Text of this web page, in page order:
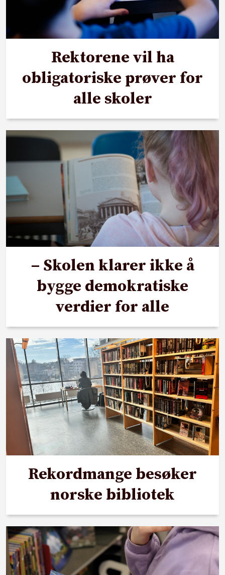
Rektorene vil ha
obligatoriske prøver for
alle skoler
– Skolen klarer ikke å
bygge demokratiske
verdier for alle
Rekordmange besøker
norske bibliotek